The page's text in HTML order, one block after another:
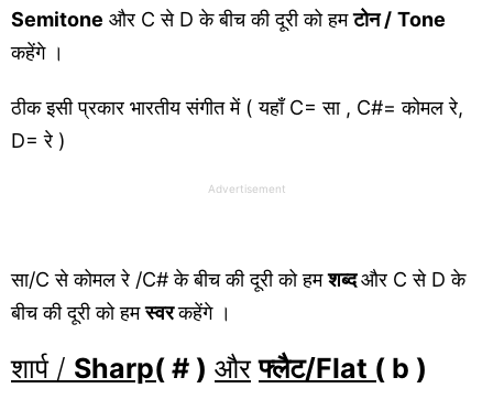
Semitone और C से D के बीच की दूरी को हमटोन / Tone
कहेंगे ।
ठीक इसी प्रकार भारतीय संगीत में ( यहाँ C= सा , C#= कोमल रे,
D= रे )
Advertisement
सा/C से कोमल रे /C# के बीच की दूरी को हमशब्दऔर C से D के
बीच की दूरी को हमस्वरकहेंगे ।
शार्प / Sharp( # ) और फ्लैट/Flat ( b )